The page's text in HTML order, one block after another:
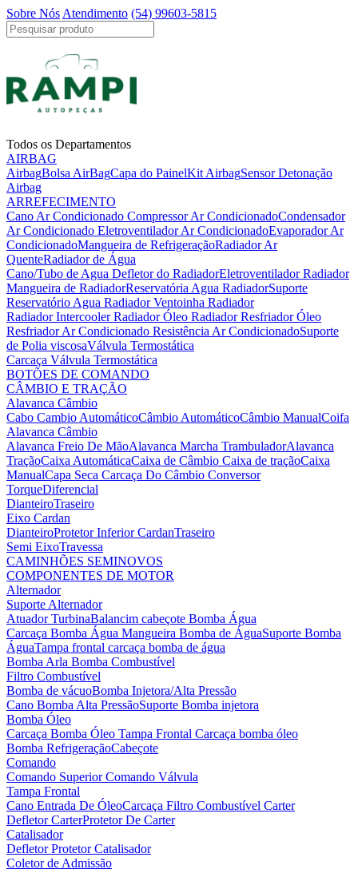
Sobre Nós Atendimento (54) 99603-5815
Todos os Departamentos
AIRBAG
AirbagBolsa AirBagCapa do PainelKit AirbagSensor Detonação
Airbag
ARREFECIMENTO
Cano Ar Condicionado Compressor Ar CondicionadoCondensador
Ar Condicionado Eletroventilador Ar CondicionadoEvaporador Ar
CondicionadoMangueira de RefrigeraçãoRadiador Ar
QuenteRadiador de Água
Cano/Tubo de Agua Defletor do RadiadorEletroventilador Radiador
Mangueira de RadiadorReservatória Agua RadiadorSuporte
Reservatório Agua RadiadorVentoinha Radiador
Radiador IntercoolerRadiador Óleo Radiador Resfriador Óleo
Resfriador Ar Condicionado Resistência Ar CondicionadoSuporte
de Polia viscosaVálvula Termostática
Carcaça Válvula Termostática
BOTÕES DE COMANDO
CÂMBIO E TRAÇÃO
Alavanca Câmbio
Cabo Cambio AutomáticoCâmbio AutomáticoCâmbio ManualCoifa
Alavanca Câmbio
Alavanca Freio De MãoAlavanca Marcha TrambuladorAlavanca
TraçãoCaixa AutomáticaCaixa de Câmbio Caixa de traçãoCaixa
ManualCapa Seca Carcaça Do Câmbio Conversor
TorqueDiferencial
DianteiroTraseiro
Eixo Cardan
DianteiroProtetor Inferior CardanTraseiro
Semi EixoTravessa
CAMINHÕES SEMINOVOS
COMPONENTES DE MOTOR
Alternador
Suporte Alternador
Atuador TurbinaBalancim cabeçote Bomba Água
Carcaça Bomba Água Mangueira Bomba de ÁguaSuporte Bomba
ÁguaTampa frontal carcaça bomba de água
Bomba Arla Bomba Combustível
Filtro Combustível
Bomba de vácuoBomba Injetora/Alta Pressão
Cano Bomba Alta PressãoSuporte Bomba injetora
Bomba Óleo
Carcaça Bomba Óleo Tampa Frontal Carcaça bomba óleo
Bomba RefrigeraçãoCabeçote
Comando
Comando SuperiorComando Válvula
Tampa Frontal
Cano Entrada De ÓleoCarcaça Filtro Combustível Carter
Defletor CarterProtetor De Carter
Catalisador
Defletor Protetor Catalisador
Coletor de Admissão